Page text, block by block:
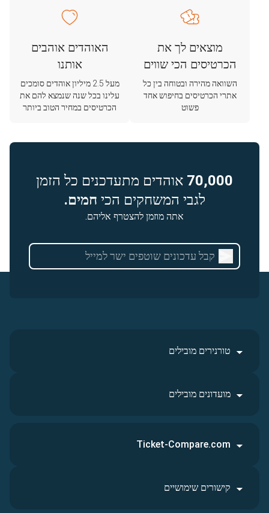
מוצאים לך את
הכרטיסים הכי שווים
השוואה מהירה ובטוחה בין כל
אתרי הכרטיסים בחיפוש אחד
פשוט
האוהדים אוהבים
אותנו
מעל 2.5 מיליון אוהדים סומכים
עלינו בכל שנה שנמצא להם את
הכרטיסים במחיר הטוב ביותר
70,000 אוהדים מתעדכנים כל הזמן
לגבי המשחקים הכי חמים.
אתה מוזמן להצטרף אליהם.
טורנירים מובילים
מועדונים מובילים
Ticket-Compare.com
קישורים שימושיים